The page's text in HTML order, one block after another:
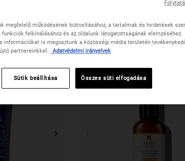
megfelelő működésének biztosításához, a tartalmak és hirdetések
funkciók felkínálásához és az oldalunk látogatottságának elemzéséhez.
információkat is megosztunk a közösségi média területén
partnereinkkel.
Adatvédelmi irányelvek
Sütik beállítása Összes süti elfogadása